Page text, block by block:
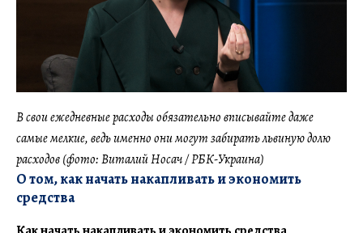
В свои ежедневные расходы обязательно вписывайте даже
самые мелкие, ведь именно они могут забирать львиную долю
расходов (фото: Виталий Носач / РБК-Украина)
О том, как начать накапливать и экономить
средства